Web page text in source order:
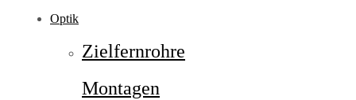
Optik
Zielfernrohre
Montagen